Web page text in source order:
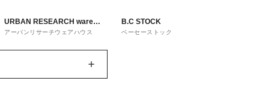
URBAN RESEARCH ware
house
アーバンリサーチウェアハウス
B.C STOCK
ベーセーストック